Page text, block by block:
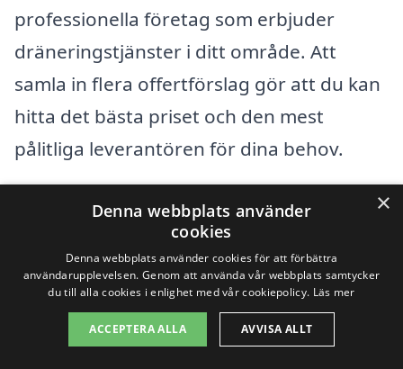
professionella företag som erbjuder
dräneringstjänster i ditt område. Att
samla in flera offertförslag gör att du kan
hitta det bästa priset och den mest
pålitliga leverantören för dina behov.
Det är alltid klokt att diskutera dina
specifika behov och förutsättningar med
de företag du kontaktar. De kan ge dig
råd om den mest kostnadseffektiva
lösningen för just din fastighet och
×
Denna webbplats använder
cookies
Denna webbplats använder cookies för att förbättra
användarupplevelsen. Genom att använda vår webbplats samtycker
du till alla cookies i enlighet med vår cookiepolicy. Läs mer
ACCEPTERA ALLA AVVISA ALLT